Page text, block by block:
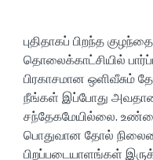
புதிதாகப் பிறந்த
தொலைக்காட்சியில்
பிரகாசமான ஒளிவீசும்
நீங்கள் இப்போது
சந்தேகமேயில்லை.
பொதுவான தோல்
பிறப்படையாளங்கள்